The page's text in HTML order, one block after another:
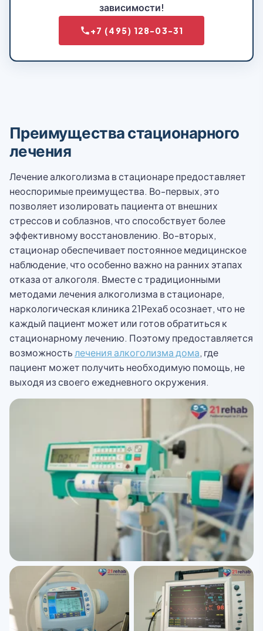
зависимости!
+7 (495) 128-03-31
Преимущества стационарного
лечения
Лечение алкоголизма в стационаре предоставляет
неоспоримые преимущества. Во-первых, это
позволяет изолировать пациента от внешних
стрессов и соблазнов, что способствует более
эффективному восстановлению. Во-вторых,
стационар обеспечивает постоянное медицинское
наблюдение, что особенно важно на ранних этапах
отказа от алкоголя. Вместе с традиционными
методами лечения алкоголизма в стационаре,
наркологическая клиника 21Рехаб осознает, что не
каждый пациент может или готов обратиться к
стационарному лечению. Поэтому предоставляется
возможность лечения алкоголизма дома, где
пациент может получить необходимую помощь, не
выходя из своего ежедневного окружения.